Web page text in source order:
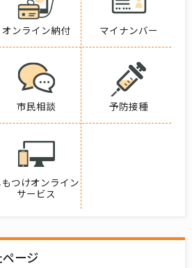
オンライン納付 マイナンバー
市民相談 予防接種
もつけオンライン
サービス
ージ